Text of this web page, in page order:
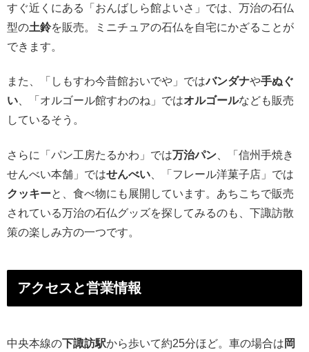
すぐ近くにある「おんばしら館よいさ」では、万治の石仏
型の土鈴を販売。ミニチュアの石仏を自宅にかざることが
できます。
また、「しもすわ今昔館おいでや」ではバンダナや手ぬぐ
い 、「オルゴール館すわのね」ではオルゴールなども販売
しているそう。
さらに「パン工房たるかわ」では万治パン 、「信州手焼き
せんべい本舗」ではせんべい 、「フレール洋菓子店」では
クッキーと、食べ物にも展開しています。あちこちで販売
されている万治の石仏グッズを探してみるのも、下諏訪散
策の楽しみ方の一つです。
アクセスと営業情報
中央本線の下諏訪駅から歩いて約25分ほど。車の場合は 岡